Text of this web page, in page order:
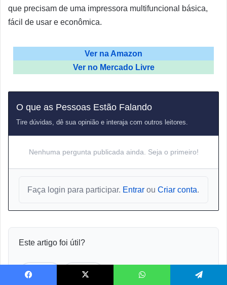
que precisam de uma impressora multifuncional básica,
fácil de usar e econômica.
Ver na Amazon
Ver no Mercado Livre
O que as Pessoas Estão Falando
Tire dúvidas, dê sua opinião e interaja com outros leitores.
Nenhuma pergunta publicada ainda. Seja o primeiro!
Faça login para participar. Entrar ou Criar conta.
Este artigo foi útil?
👍 Sim 👎 Não